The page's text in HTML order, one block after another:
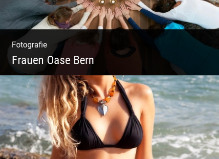
Fotografie
Frauen Oase Bern
Yoga Fotografie | Magische Momente | Bunte
Farben | Wilde Formen